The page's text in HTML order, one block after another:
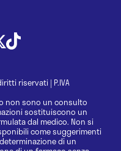
riservati| P.IVA
non sono un consulto
sostituiscono un
dal medico. Non si
come suggerimenti
di un